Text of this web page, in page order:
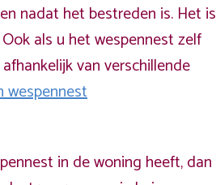
nadat het bestreden is. Het is
als u het wespennest zelf
van verschillende
wespennest
in de woning heeft, dan